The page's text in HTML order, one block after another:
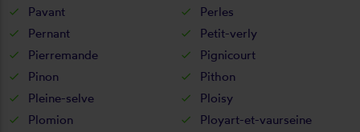
Pavant
Perles
Pernant
Petit-verly
Pierremande
Pignicourt
Pinon
Pithon
Pleine-selve
Ploisy
Plomion
Ployart-et-vaurseine